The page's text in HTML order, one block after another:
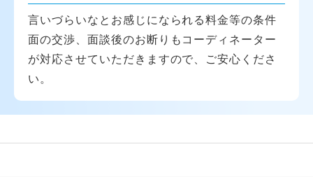
言いづらいなとお感じになられる料金等の条件
面の交渉、面談後のお断りもコーディネーター
が対応させていただきますので、ご安心くださ
い。